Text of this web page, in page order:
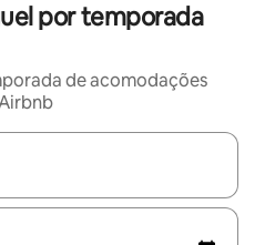
por temporada
de acomodações
disponíveis, explore-os